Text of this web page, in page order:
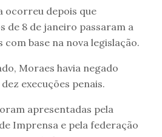
ocorreu depois que
de 8 de janeiro passaram a
base na nova legislação.
Moraes havia negado
execuções penais.
apresentadas pela
Imprensa e pela federação